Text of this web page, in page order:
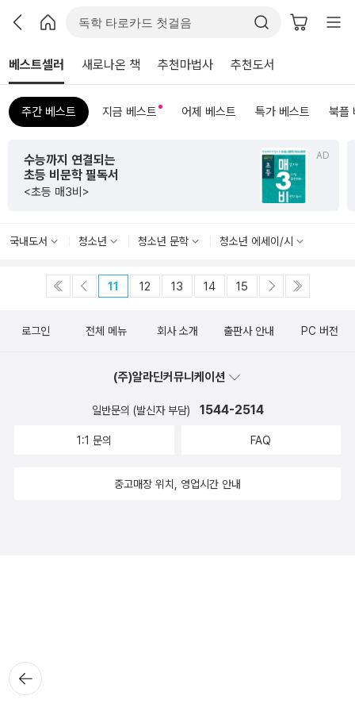
베스트셀러 새로나온 책 추천마법사 추천도서
주간 베스트 지금 베스트 어제 베스트 특가 베스트 북플
AD
수능까지 연결되는
초등 비문학 필독서
<초등 매3비>
국내도서 청소년 청소년 문학 청소년 에세이/시
11 12 13 14 15
뒤로가
기
로그인 전체 메뉴 회사 소개 출판사 안내 PC 버전
(주)알라딘커뮤니케이션
일반문의 (발신자 부담) 1544-2514
1:1 문의 FAQ
중고매장 위치, 영업시간 안내